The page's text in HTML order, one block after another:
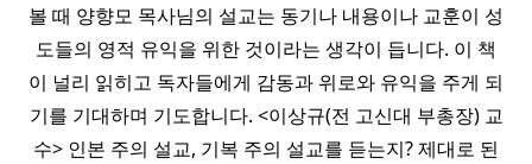
볼 때 양향모 목사님의 설교는 동기나 내용이나 교훈이 성
도들의 영적 유익을 위한 것이라는 생각이 듭니다. 이 책
이 널리 읽히고 독자들에게 감동과 위로와 유익을 주게 되
기를 기대하며 기도합니다. <이상규(전 고신대 부총장) 교
수> 인본 주의 설교, 기복 주의 설교를 듣는지? 제대로 된